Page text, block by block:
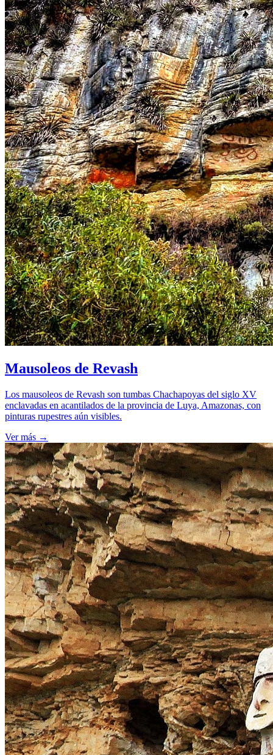
Mausoleos de Revash
Los mausoleos de Revash son tumbas Chachapoyas del siglo XV
enclavadas en acantilados de la provincia de Luya, Amazonas, con
pinturas rupestres aún visibles.
Ver más →